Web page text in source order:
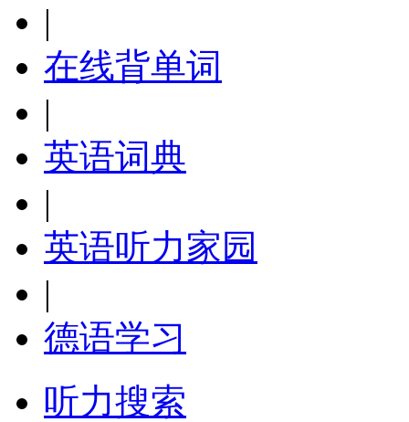
|
在线背单词
|
英语词典
|
英语听力家园
|
德语学习
听力搜索